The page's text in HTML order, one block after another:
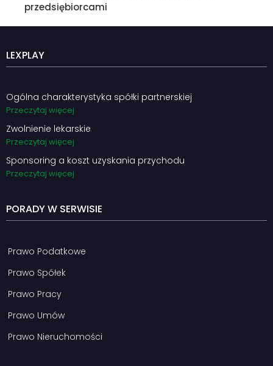
przedsiębiorcami
LEXPLAY
Ogólna charakterystyka spółki partnerskiej
Przeczytaj więcej
Zwolnienie lekarskie
Przeczytaj więcej
Sponsoring a koszt uzyskania przychodu
Przeczytaj więcej
PORADY W SERWISIE
Prawo Podatkowe
Prawo Spółek
Prawo Pracy
Prawo Umów
Prawo Nieruchomości